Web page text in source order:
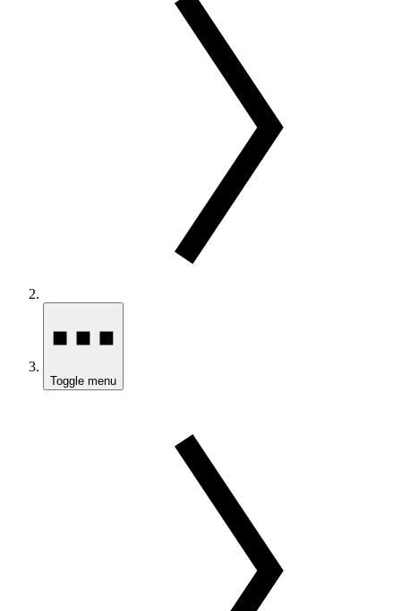
Toggle menu